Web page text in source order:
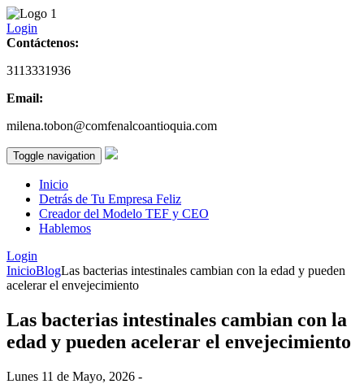
Login
Contáctenos:
3113331936
Email:
milena.tobon@comfenalcoantioquia.com
Toggle navigation
Inicio
Detrás de Tu Empresa Feliz
Creador del Modelo TEF y CEO
Hablemos
Login
InicioBlogLas bacterias intestinales cambian con la edad y pueden
acelerar el envejecimiento
Las bacterias intestinales cambian con la
edad y pueden acelerar el envejecimiento
Lunes 11 de Mayo, 2026 -